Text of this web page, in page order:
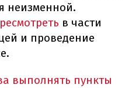
неизменной.
в части
и проведение
выполнять пункты